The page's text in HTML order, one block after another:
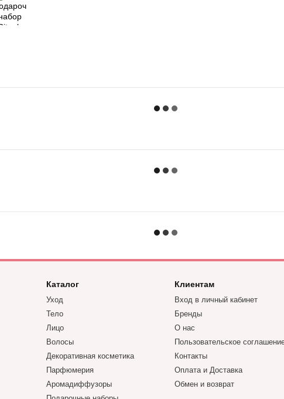
Каталог
Уход
Тело
Лицо
Волосы
Декоративная косметика
Парфюмерия
Аромадиффузоры
Клиентам
Вход в личный кабинет
Бренды
О нас
Пользовательское
Контакты
Оплата и Доставка
Обмен и возврат